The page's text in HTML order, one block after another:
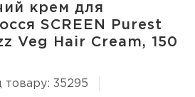
крем для
SCREEN Purest
Veg Hair Cream, 150
товару: 35295